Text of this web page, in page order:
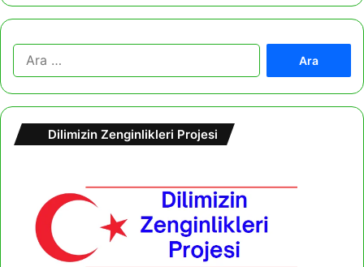
m
Dilimizin Zenginlikleri Projesi